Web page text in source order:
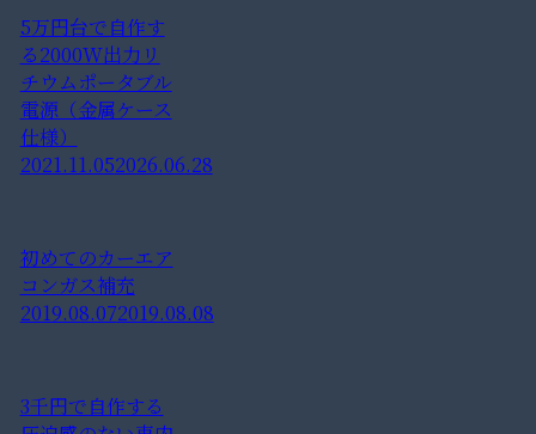
5万円台で自作す
る2000W出力リ
チウムポータブル
電源（金属ケース
仕様）
2021.11.052026.06.28
初めてのカーエア
コンガス補充
2019.08.072019.08.08
3千円で自作する